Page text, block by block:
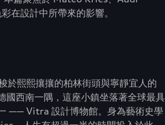
在設計中所帶來的影響。
於熙熙攘攘的柏林街頭與寧靜宜人的
國西南一隅，這座小鎮坐落著全球最具
—— Vitra 設計博物館。身為藝術史學